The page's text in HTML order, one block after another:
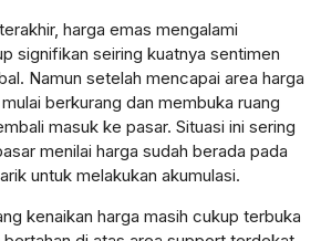
harga emas mengalami
signifikan seiring kuatnya sentimen
Namun setelah mencapai area harga
berkurang dan membuka ruang
masuk ke pasar. Situasi ini sering
menilai harga sudah berada pada
untuk melakukan akumulasi.
kenaikan harga masih cukup terbuka